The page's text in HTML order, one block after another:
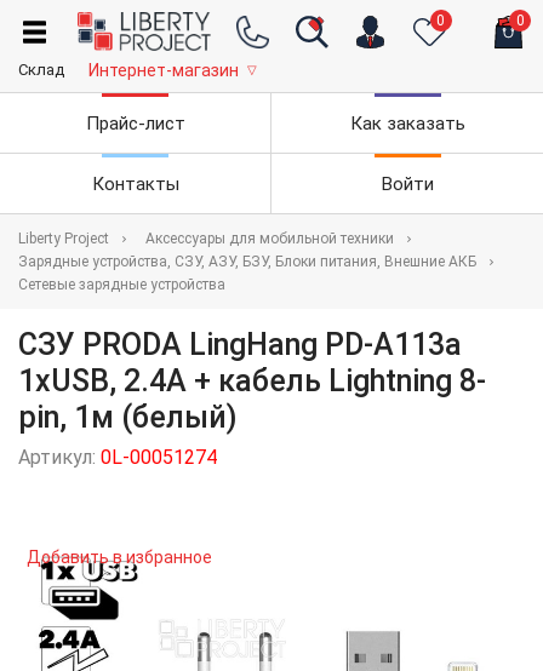
0 0
Склад Интернет-магазин ▽
Прайс-лист Как заказать
Контакты Войти
Liberty Project
Аксессуары для мобильной техники
Зарядные устройства, СЗУ, АЗУ, БЗУ, Блоки питания, Внешние АКБ
Сетевые зарядные устройства
СЗУ PRODA LingHang PD-A113a
1xUSB, 2.4А + кабель Lightning 8-
pin, 1м (белый)
Артикул: 0L-00051274
Добавить в избранное